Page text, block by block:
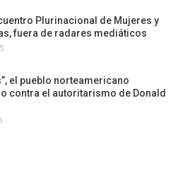
Plurinacional de Mujeres y
fuera de radares mediáticos
el pueblo norteamericano
contra el autoritarismo de Donald